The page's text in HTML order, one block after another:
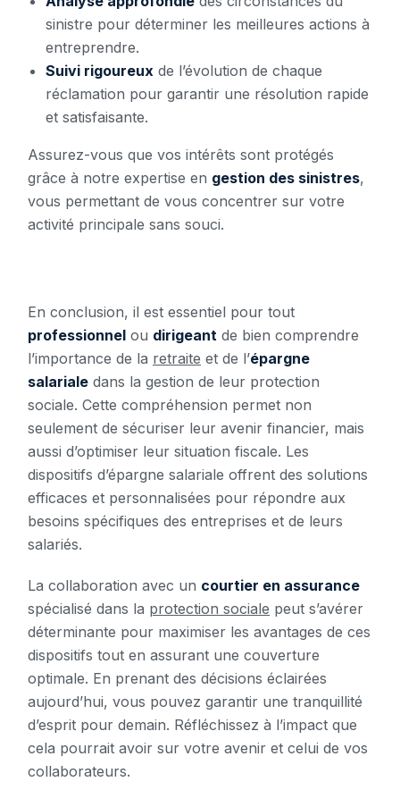
sinistre pour déterminer les meilleures actions à
entreprendre.
Suivi rigoureux de l’évolution de chaque
réclamation pour garantir une résolution rapide
et satisfaisante.
Assurez-vous que vos intérêts sont protégés
grâce à notre expertise en gestion des sinistres,
vous permettant de vous concentrer sur votre
activité principale sans souci.
En conclusion, il est essentiel pour tout
professionnel ou dirigeant de bien comprendre
l’importance de la retraite et de l’épargne
salariale dans la gestion de leur protection
sociale. Cette compréhension permet non
seulement de sécuriser leur avenir financier, mais
aussi d’optimiser leur situation fiscale. Les
dispositifs d’épargne salariale offrent des solutions
efficaces et personnalisées pour répondre aux
besoins spécifiques des entreprises et de leurs
salariés.
La collaboration avec un courtier en assurance
spécialisé dans la protection sociale peut s’avérer
déterminante pour maximiser les avantages de ces
dispositifs tout en assurant une couverture
optimale. En prenant des décisions éclairées
aujourd’hui, vous pouvez garantir une tranquillité
d’esprit pour demain. Réfléchissez à l’impact que
cela pourrait avoir sur votre avenir et celui de vos
collaborateurs.